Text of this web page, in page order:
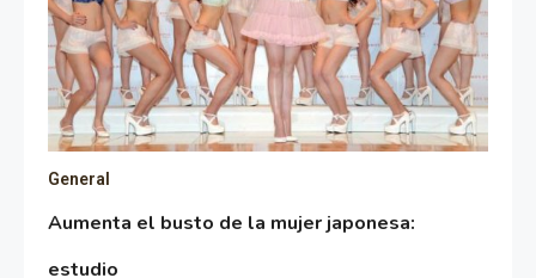
General
Aumenta el busto de la mujer japonesa:
estudio